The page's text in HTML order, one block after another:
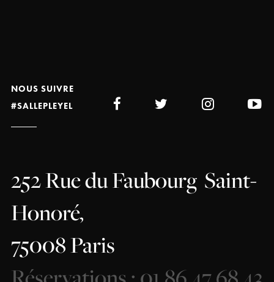
NOUS SUIVRE
#SALLEPLEYEL
252 Rue du Faubourg Saint-
Honoré,
75008 Paris